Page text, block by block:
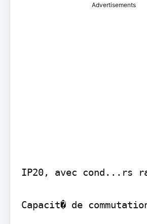
Advertisements
IP20, avec cond...rs
Capacit� de